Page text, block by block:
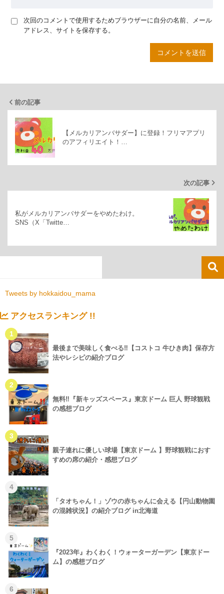
次回のコメントで使用するためブラウザーに自分の名前、メール
アドレス、サイトを保存する。
前の記事
【メルカリアンバサダー】に登録！フリマアプリ
のアフィリエイト！…
次の記事
私がメルカリアンバサダーをやめたわけ。
SNS（X「Twitte…
Tweets by hokkaidou_mama
アクセスランキング !!
1
最後まで美味しく食べる‼【コストコ 牛ひき肉】保存方
法やレシピの紹介ブログ
2
無料‼『新キッズスペース』東京ドーム 巨人 野球観戦
の感想ブログ
3
親子連れに優しい球場【東京ドーム 】野球観戦におす
すめの席の紹介・感想ブログ
4
「タオちゃん！」ゾウの赤ちゃんに会える【円山動物園
の混雑状況】の紹介ブログ in北海道
5
『2023年』わくわく！ウォーターガーデン【東京ドー
ム】の感想ブログ
6